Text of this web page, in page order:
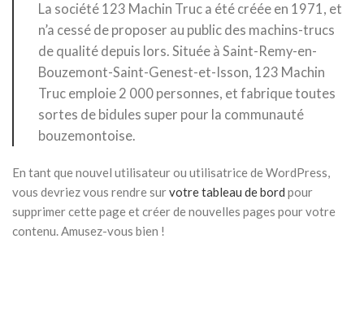
La société 123 Machin Truc a été créée en 1971, et
n’a cessé de proposer au public des machins-trucs
de qualité depuis lors. Située à Saint-Remy-en-
Bouzemont-Saint-Genest-et-Isson, 123 Machin
Truc emploie 2 000 personnes, et fabrique toutes
sortes de bidules super pour la communauté
bouzemontoise.
En tant que nouvel utilisateur ou utilisatrice de WordPress,
vous devriez vous rendre survotre tableau de bord pour
supprimer cette page et créer de nouvelles pages pour votre
contenu. Amusez-vous bien !